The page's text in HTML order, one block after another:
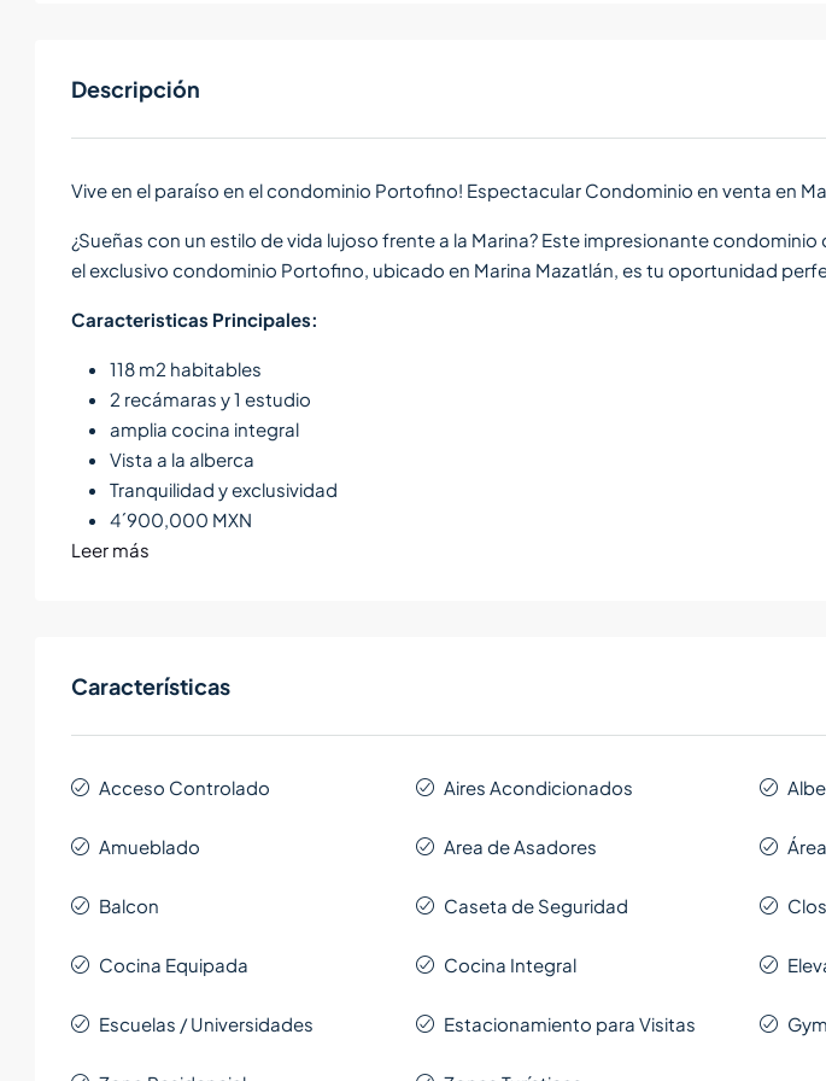
Descripción
Vive en el paraíso en el condominio Portofino! Espectacular Condominio en venta en
¿Sueñas con un estilo de vida lujoso frente a la Marina? Este impresionante condominio
el exclusivo condominio Portofino, ubicado en Marina Mazatlán, es tu oportunidad
Caracteristicas Principales:
118 m2 habitables
2 recámaras y 1 estudio
amplia cocina integral
Vista a la alberca
Tranquilidad y exclusividad
4´900,000 MXN
Leer más
Características
Acceso Controlado Aires Acondicionados
Amueblado Area de Asadores
Balcon Caseta de Seguridad
Cocina Equipada Cocina Integral
Escuelas / Universidades Estacionamiento para Visitas Gym